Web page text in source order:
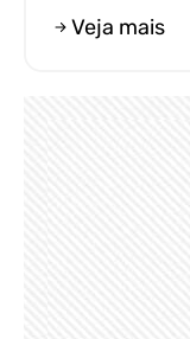
Veja mais